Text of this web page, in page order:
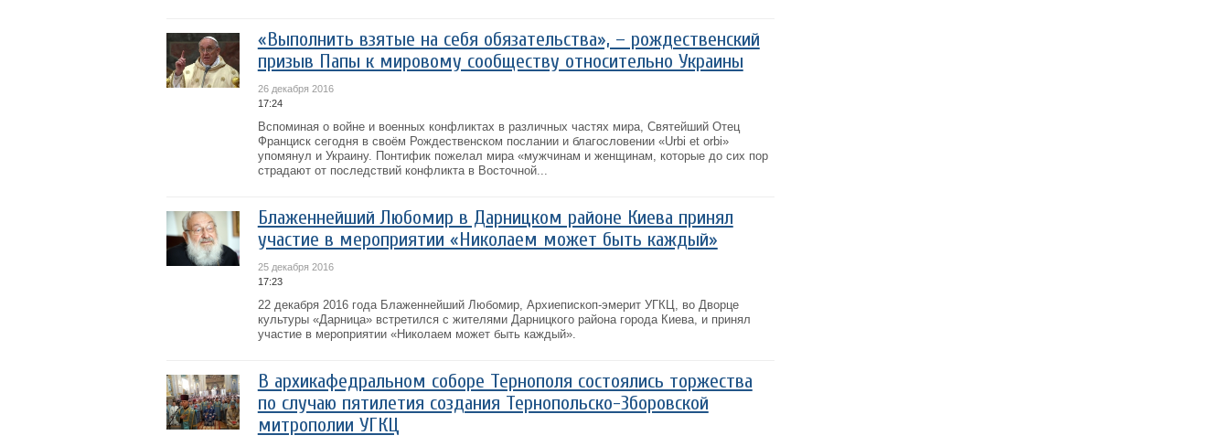
«Выполнить взятые на себя обязательства», – рождественский
призыв Папы к мировому сообществу относительно Украины
26 декабря 2016
17:24
Вспоминая о войне и военных конфликтах в различных частях мира, Святейший Отец
Франциск сегодня в своём Рождественском послании и благословении «Urbi et orbi»
упомянул и Украину. Понтифик пожелал мира «мужчинам и женщинам, которые до сих пор
страдают от последствий конфликта в Восточной...
Блаженнейший Любомир в Дарницком районе Киева принял
участие в мероприятии «Николаем может быть каждый»
25 декабря 2016
17:23
22 декабря 2016 года Блаженнейший Любомир, Архиепископ-эмерит УГКЦ, во Дворце
культуры «Дарница» встретился с жителями Дарницкого района города Киева, и принял
участие в мероприятии «Николаем может быть каждый».
В архикафедральном соборе Тернополя состоялись торжества
по случаю пятилетия создания Тернопольско-Зборовской
митрополии УГКЦ